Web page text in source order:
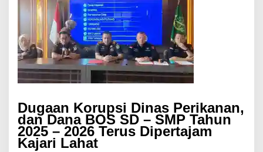
Dugaan Korupsi Dinas Perikanan,
dan Dana BOS SD – SMP Tahun
2025 – 2026 Terus Dipertajam
Kajari Lahat